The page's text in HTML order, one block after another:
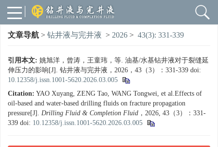
文章导航 > 钻井液与完井液 > 2026 > 43(3): 331-339
引用本文: 姚旭洋，曾涛，王童玮，等. 油基/水基钻井液对于裂缝延
伸压力的影响[J]. 钻井液与完井液，2026，43（3）：331-339 doi:
10.12358/j.issn.1001-5620.2026.03.005
Citation: YAO Xuyang, ZENG Tao, WANG Tongwei, et al.Effects of
oil-based and water-based drilling fluids on fracture propagation
pressure[J]. Drilling Fluid & Completion Fluid ，2026, 43（3）：331-
339 doi: 10.12358/j.issn.1001-5620.2026.03.005